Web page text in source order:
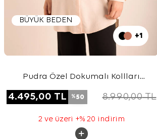
BÜYÜK BEDEN
+1
Pudra Özel Dokumalı Kollları
4.495,00 TL %50 8.990,00TL
2 ve üzeri +% 20 indirim